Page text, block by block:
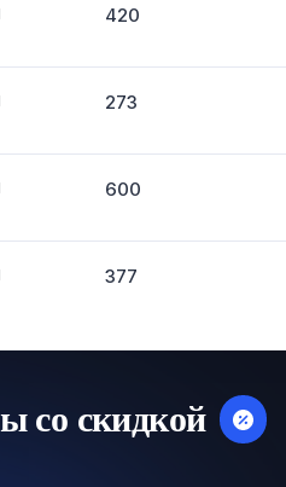
420
273
600
377
со скидкой